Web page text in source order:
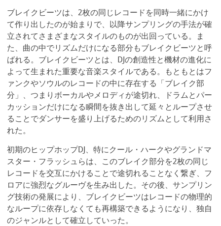
ブレイクビーツは、2枚の同じレコードを同時一緒にかけ
て作り出したのが始まりで、以降サンプリングの手法が確
立されてさまざまなスタイルのものが出回っている。ま
た、曲の中でリズムだけになる部分もブレイクビーツと呼
ばれる。ブレイクビーツとは、DJの創造性と機材の進化に
よって生まれた重要な音楽スタイルである。もともとはフ
ァンクやソウルのレコードの中に存在する「ブレイク部
分」、つまりボーカルやメロディが途切れ、ドラムとパー
カッションだけになる瞬間を抜き出して延々とループさせ
ることでダンサーを盛り上げるためのリズムとして利用さ
れた。
初期のヒップホップDJ、特にクール・ハークやグランドマ
スター・フラッシュらは、このブレイク部分を2枚の同じ
レコードを交互にかけることで途切れることなく繋ぎ、フ
ロアに強烈なグルーヴを生み出した。その後、サンプリン
グ技術の発展により、ブレイクビーツはレコードの物理的
なループに依存しなくても再構築できるようになり、独自
のジャンルとして確立していった。